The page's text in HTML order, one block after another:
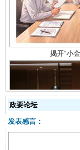
政要论坛
发表感言：